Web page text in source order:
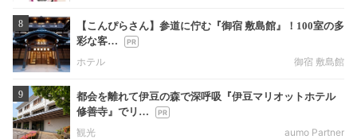
8
【こんぴらさん】参道に佇む『御宿 敷島館』！100室の多
彩な客…
ホテル
御宿 敷島館
9
都会を離れて伊豆の森で深呼吸『伊豆マリオットホテル
修善寺』でリ…
観光
aumo Partner